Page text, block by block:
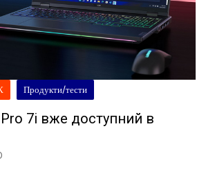
Продукти/тести
7i вже доступний в